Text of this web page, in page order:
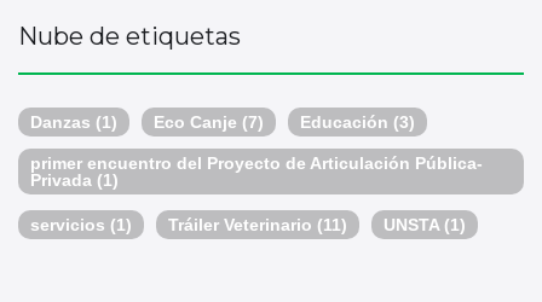
Nube de etiquetas
Danzas (1) Eco Canje (7) Educación (3)
primer encuentro del Proyecto de Articulación Pública-
Privada (1)
servicios (1) Tráiler Veterinario (11) UNSTA (1)